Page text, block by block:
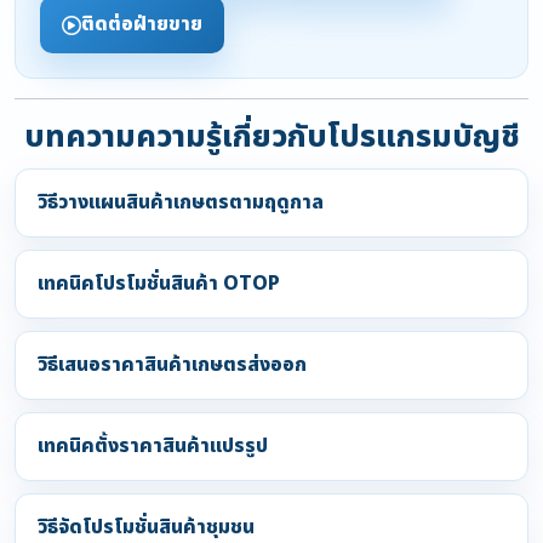
ติดต่อฝ่ายขาย
บทความความรู้เกี่ยวกับโปรแกรมบัญชี
วิธีวางแผนสินค้าเกษตรตามฤดูกาล
เทคนิคโปรโมชั่นสินค้า OTOP
วิธีเสนอราคาสินค้าเกษตรส่งออก
เทคนิคตั้งราคาสินค้าแปรรูป
วิธีจัดโปรโมชั่นสินค้าชุมชน